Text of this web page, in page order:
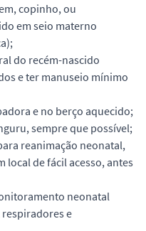
copinho, ou
em seio materno
do recém-nascido
e ter manuseio mínimo
e no berço aquecido;
sempre que possível;
reanimação neonatal,
local de fácil acesso, antes
neonatal
e